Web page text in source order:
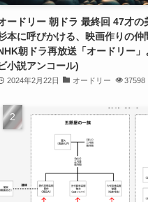
ードリー 朝ドラ 最終回 47才の
本に呼びかける、映画作りの仲
朝ドラ再放送「オードリー
小説アンコール)
2024年2月22日 オードリー 37598